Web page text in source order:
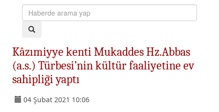
Kâzımiyye kenti Mukaddes Hz.Abbas
(a.s.) Türbesi’nin kültür faaliyetine ev
sahipliği yaptı
04 Şubat 2021 10:06